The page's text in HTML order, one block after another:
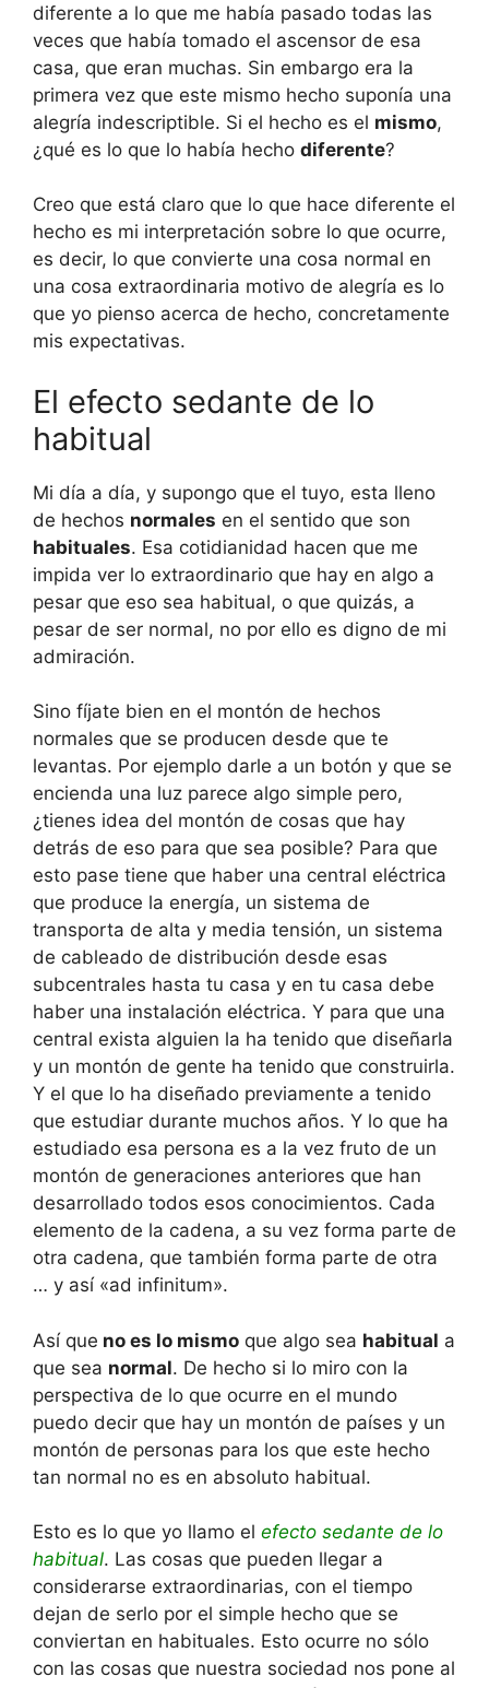
diferente a lo que me había pasado todas las
veces que había tomado el ascensor de esa
casa, que eran muchas. Sin embargo era la
primera vez que este mismo hecho suponía una
alegría indescriptible. Si el hecho es el mismo,
¿qué es lo que lo había hecho diferente?
Creo que está claro que lo que hace diferente el
hecho es mi interpretación sobre lo que ocurre,
es decir, lo que convierte una cosa normal en
una cosa extraordinaria motivo de alegría es lo
que yo pienso acerca de hecho, concretamente
mis expectativas.
El efecto sedante de lo
habitual
Mi día a día, y supongo que el tuyo, esta lleno
de hechos normales en el sentido que son
habituales. Esa cotidianidad hacen que me
impida ver lo extraordinario que hay en algo a
pesar que eso sea habitual, o que quizás, a
pesar de ser normal, no por ello es digno de mi
admiración.
Sino fíjate bien en el montón de hechos
normales que se producen desde que te
levantas. Por ejemplo darle a un botón y que se
encienda una luz parece algo simple pero,
¿tienes idea del montón de cosas que hay
detrás de eso para que sea posible? Para que
esto pase tiene que haber una central eléctrica
que produce la energía, un sistema de
transporta de alta y media tensión, un sistema
de cableado de distribución desde esas
subcentrales hasta tu casa y en tu casa debe
haber una instalación eléctrica. Y para que una
central exista alguien la ha tenido que diseñarla
y un montón de gente ha tenido que construirla.
Y el que lo ha diseñado previamente a tenido
que estudiar durante muchos años. Y lo que ha
estudiado esa persona es a la vez fruto de un
montón de generaciones anteriores que han
desarrollado todos esos conocimientos. Cada
elemento de la cadena, a su vez forma parte de
otra cadena, que también forma parte de otra
… y así «ad infinitum».
Así que no es lo mismo que algo sea habitual a
que sea normal. De hecho si lo miro con la
perspectiva de lo que ocurre en el mundo
puedo decir que hay un montón de países y un
montón de personas para los que este hecho
tan normal no es en absoluto habitual.
Esto es lo que yo llamo el efecto sedante de lo
habitual. Las cosas que pueden llegar a
considerarse extraordinarias, con el tiempo
dejan de serlo por el simple hecho que se
conviertan en habituales. Esto ocurre no sólo
con las cosas que nuestra sociedad nos pone al